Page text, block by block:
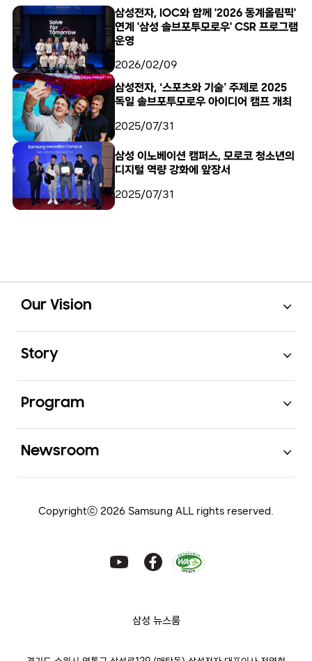
삼성전자, IOC와 함께 '2026 동계올림픽'
연계 '삼성 솔브포투모로우' CSR 프로그램
운영
2026/02/09
삼성전자, ‘스포츠와 기술’ 주제로 2025
독일 솔브포투모로우 아이디어 캠프 개최
2025/07/31
삼성 이노베이션 캠퍼스, 모로코 청소년의
디지털 역량 강화에 앞장서
2025/07/31
Our Vision
Story
Program
Newsroom
Copyrightⓒ 2026 Samsung ALL rights reserved.
삼성 뉴스룸